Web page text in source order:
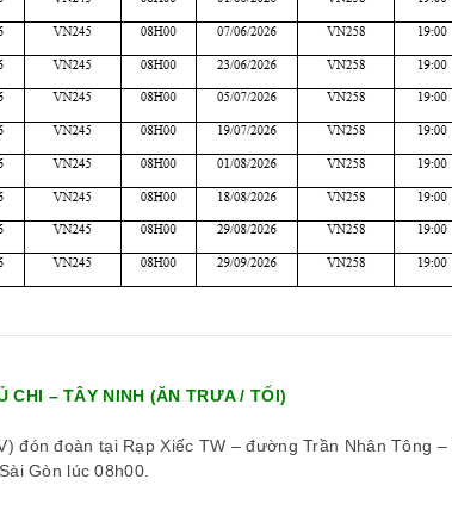
CHI – TÂY NINH (ĂN TRƯA / TỐI)
đón đoàn tại Rạp Xiếc TW – đường Trần Nhân Tông
Gòn lúc 08h00.
Travel
cho nhân
Chất
xuyển
Travel đã tổ chức một chương trình tour
HDV Hoàng Trang đã rất tận tụy với mọi
người. Chị chăm sóc mọi người trong